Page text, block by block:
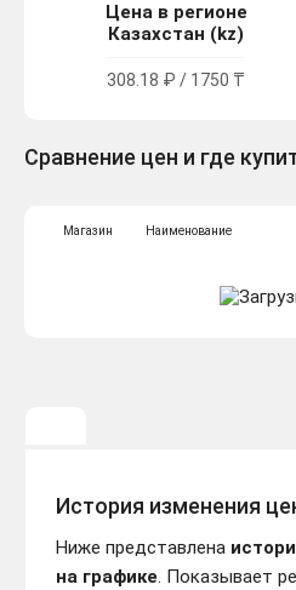
Цена в регионе
Казахстан (kz)
308.18 ₽ / 1750 ₸
Сравнение цен и где
Магазин Наименование
История изменения
Ниже представлена
на графике. Показывает